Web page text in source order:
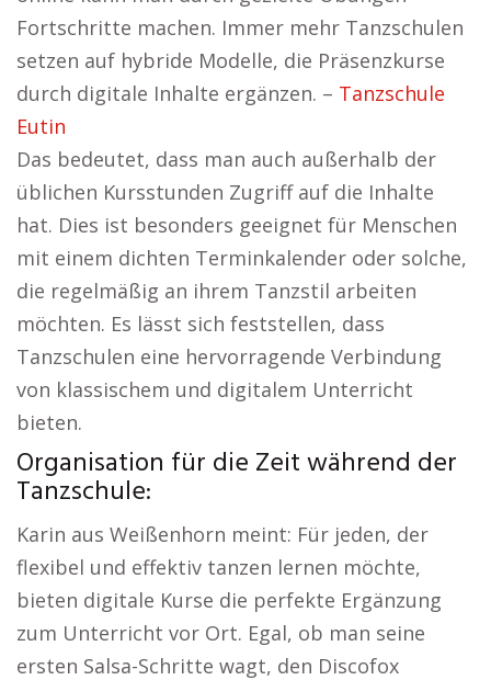
Fortschritte machen. Immer mehr Tanzschulen
setzen auf hybride Modelle, die Präsenzkurse
durch digitale Inhalte ergänzen. – Tanzschule
Eutin
Das bedeutet, dass man auch außerhalb der
üblichen Kursstunden Zugriff auf die Inhalte
hat. Dies ist besonders geeignet für Menschen
mit einem dichten Terminkalender oder solche,
die regelmäßig an ihrem Tanzstil arbeiten
möchten. Es lässt sich feststellen, dass
Tanzschulen eine hervorragende Verbindung
von klassischem und digitalem Unterricht
bieten.
Organisation für die Zeit während der
Tanzschule:
Karin aus Weißenhorn meint: Für jeden, der
flexibel und effektiv tanzen lernen möchte,
bieten digitale Kurse die perfekte Ergänzung
zum Unterricht vor Ort. Egal, ob man seine
ersten Salsa-Schritte wagt, den Discofox